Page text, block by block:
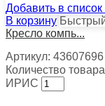
Добавить в
В корзину
Кресло компь...
Артикул: 43607696
Количество
ИРИС